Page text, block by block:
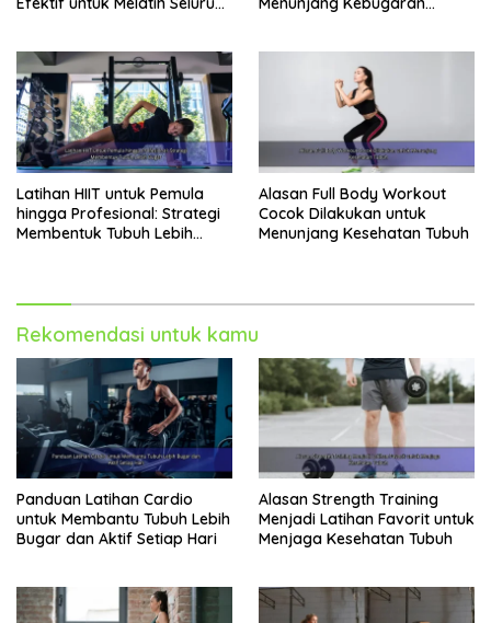
Latihan HIIT untuk Pemula
hingga Profesional: Strategi
Membentuk Tubuh Lebih
Alasan Full Body Workout
Cocok Dilakukan untuk
Menunjang Kesehatan Tubuh
Rekomendasi untuk kamu
Panduan Latihan Cardio
untuk Membantu Tubuh Lebih
Bugar dan Aktif Setiap Hari
Alasan Strength Training
Menjadi Latihan Favorit untuk
Menjaga Kesehatan Tubuh